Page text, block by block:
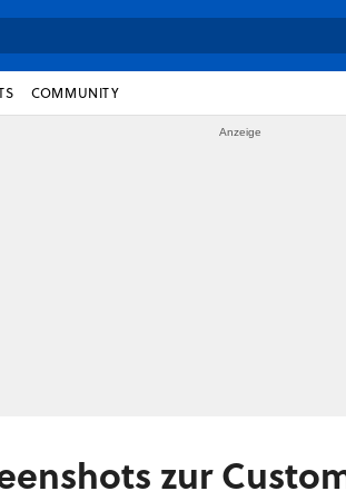
COMMUNITY
zur